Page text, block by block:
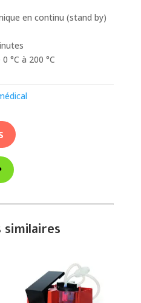
en continu (stand by)
°C à 200 °C
similaires